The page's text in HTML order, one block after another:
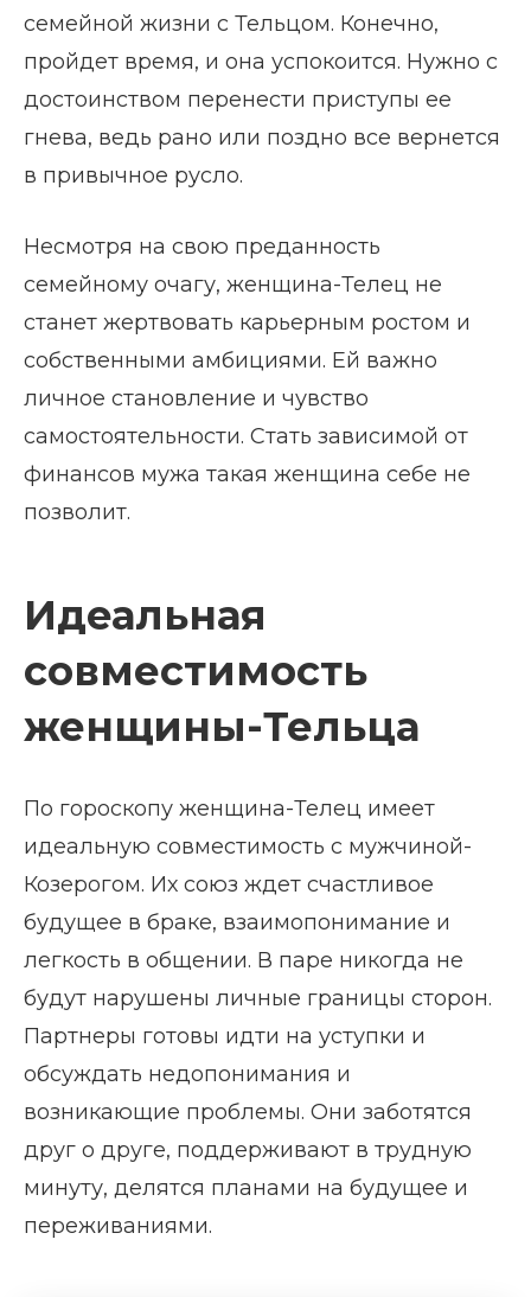
семейной жизни с Тельцом. Конечно,
пройдет время, и она успокоится. Нужно с
достоинством перенести приступы ее
гнева, ведь рано или поздно все вернется
в привычное русло.
Несмотря на свою преданность
семейному очагу, женщина-Телец не
станет жертвовать карьерным ростом и
собственными амбициями. Ей важно
личное становление и чувство
самостоятельности. Стать зависимой от
финансов мужа такая женщина себе не
позволит.
Идеальная
совместимость
женщины-Тельца
По гороскопу женщина-Телец имеет
идеальную совместимость с мужчиной-
Козерогом. Их союз ждет счастливое
будущее в браке, взаимопонимание и
легкость в общении. В паре никогда не
будут нарушены личные границы сторон.
Партнеры готовы идти на уступки и
обсуждать недопонимания и
возникающие проблемы. Они заботятся
друг о друге, поддерживают в трудную
минуту, делятся планами на будущее и
переживаниями.